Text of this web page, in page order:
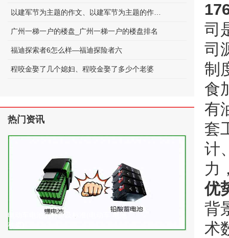
司
司
制
食
有
套
计
力
优
背
术
广州一梯一户的楼盘_广州一梯一户的楼盘排名
福迪探索者6怎么样—福迪探险者六
程咬金娶了几个媳妇、程咬金娶了多少个老婆
热门资讯
电动车电池的种类及标准(电动车 电池
种类)